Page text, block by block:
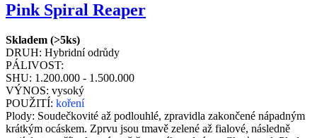
Pink Spiral Reaper
Skladem (>5ks)
DRUH: Hybridní odrůdy
PÁLIVOST:
SHU: 1.200.000 - 1.500.000
VÝNOS: vysoký
POUŽITÍ: koření
Plody: Soudečkovité až podlouhlé, zpravidla zakončené nápadným
krátkým ocáskem. Zprvu jsou tmavě zelené až fialové, následně